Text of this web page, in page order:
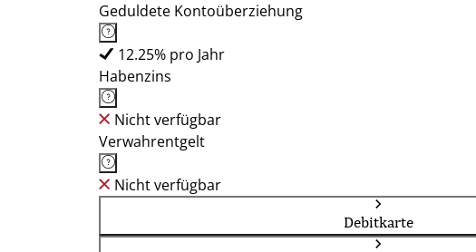
Geduldete Kontoüberziehung
12.25% pro Jahr
Habenzins
Nicht verfügbar
Verwahrentgelt
Nicht verfügbar
Debitkarte